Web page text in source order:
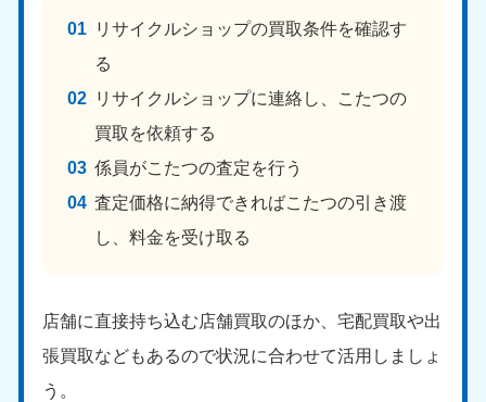
リサイクルショップの買取条件を確認す
る
リサイクルショップに連絡し、こたつの
買取を依頼する
係員がこたつの査定を行う
査定価格に納得できればこたつの引き渡
し、料金を受け取る
店舗に直接持ち込む店舗買取のほか、宅配買取や出
張買取などもあるので状況に合わせて活用しましょ
う。